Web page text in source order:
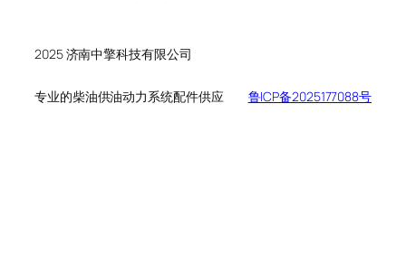
品
2025 济南中擎科技有限公司
专业的柴油供油动力系统配件供应 鲁ICP备2025177088号